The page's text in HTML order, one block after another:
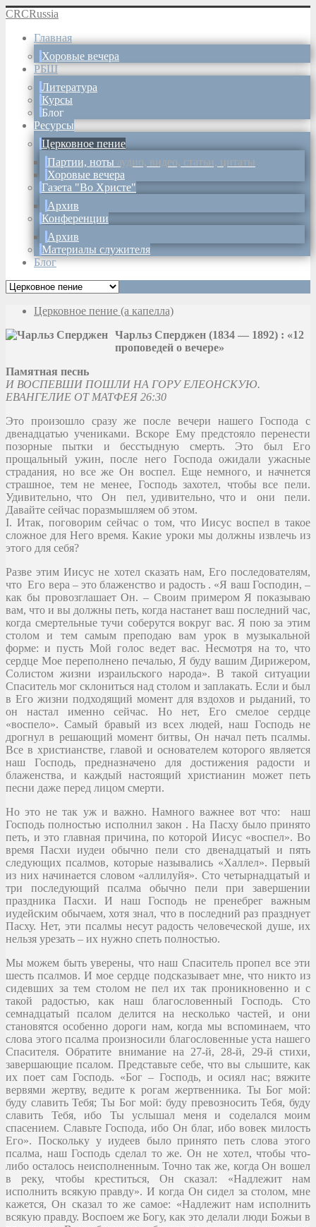
CRCRussia
Главная
Хоровые вечера
РБШ
Литература
Курсы
Блог
Ресурсы
Церковное пение
Партии, ноты аудио, видео, статьи, цитаты
Хоровые вечера
Газета "Во Христе"
Архив
Конференции
Архив
Материалы служителя
Блог
Церковное пение (а капелла)
Чарльз Сперджен (1834 — 1892) : «12
проповедей о вечере»
Памятная песнь
И ВОСПЕВШИ ПОШЛИ НА ГОРУ ЕЛЕОНСКУЮ.
ЕВАНГЕЛИЕ ОТ МАТФЕЯ 26:30
Это произошло сразу же после вечери нашего Господа с
двенадцатью учениками. Вскоре Ему предстояло перенести
позорные пытки и бесстыдную смерть. Это был Его
прощальный ужин, после него Господа ожидали ужасные
страдания, но все же Он воспел. Еще немного, и начнется
страшное, тем не менее, Господь захотел, чтобы все пели.
Удивительно, что Он пел, удивительно, что и они пели.
Давайте сейчас поразмышляем об этом.
I. Итак, поговорим сейчас о том, что Иисус воспел в такое
сложное для Него время. Какие уроки мы должны извлечь из
этого для себя?
Разве этим Иисус не хотел сказать нам, Его последователям,
что Его вера – это блаженство и радость . «Я ваш Господин, –
как бы провозглашает Он. – Своим примером Я показываю
вам, что и вы должны петь, когда настанет ваш последний час,
когда смертельные тучи соберутся вокруг вас. Я пою за этим
столом и тем самым преподаю вам урок в музыкальной
форме: и пусть Мой голос ведет вас. Несмотря на то, что
сердце Мое переполнено печалью, Я буду вашим Дирижером,
Солистом жизни израильского народа». В такой ситуации
Спаситель мог склониться над столом и заплакать. Если и был
в Его жизни подходящий момент для вздохов и рыданий, то
он настал именно сейчас. Но нет, Его смелое сердце
«воспело». Самый бравый из всех людей, наш Господь не
дрогнул в решающий момент битвы, Он начал петь псалмы.
Все в христианстве, главой и основателем которого является
наш Господь, предназначено для достижения радости и
блаженства, и каждый настоящий христианин может петь
песни даже перед лицом смерти.
Но это не так уж и важно. Намного важнее вот что: наш
Господь полностью исполнил закон . На Пасху было принято
петь, и это главная причина, по которой Иисус «воспел». Во
время Пасхи иудеи обычно пели сто двенадцатый и пять
следующих псалмов, которые назывались «Халлел». Первый
из них начинается словом «аллилуйя». Сто четырнадцатый и
три последующий псалма обычно пели при завершении
праздника Пасхи. И наш Господь не пренебрег важным
иудейским обычаем, хотя знал, что в последний раз празднует
Пасху. Нет, эти псалмы несут радость человеческой душе, их
нельзя урезать – их нужно спеть полностью.
Мы можем быть уверены, что наш Спаситель пропел все эти
шесть псалмов. И мое сердце подсказывает мне, что никто из
сидевших за тем столом не пел их так проникновенно и с
такой радостью, как наш благословенный Господь. Сто
семнадцатый псалом делится на несколько частей, и они
становятся особенно дороги нам, когда мы вспоминаем, что
слова этого псалма произносили благословенные уста нашего
Спасителя. Обратите внимание на 27-й, 28-й, 29-й стихи,
завершающие псалом. Представьте себе, что вы слышите, как
их поет сам Господь. «Бог – Господь, и осиял нас; вяжите
вервями жертву, ведите к рогам жертвенника. Ты Бог мой:
буду славить Тебя; Ты Бог мой: буду превозносить Тебя, буду
славить Тебя, ибо Ты услышал меня и соделался моим
спасением. Славьте Господа, ибо Он благ, ибо вовек милость
Его». Поскольку у иудеев было принято петь слова этого
псалма, наш Господь сделал то же. Он не хотел, чтобы что-
либо осталось неисполненным. Точно так же, когда Он вошел
в реку, чтобы креститься, Он сказал: «Надлежит нам
исполнить всякую правду». И когда Он сидел за столом, мне
кажется, Он сказал то же самое: «Надлежит нам исполнить
всякую правду. Воспоем же Богу, как это делали люди Божьи в